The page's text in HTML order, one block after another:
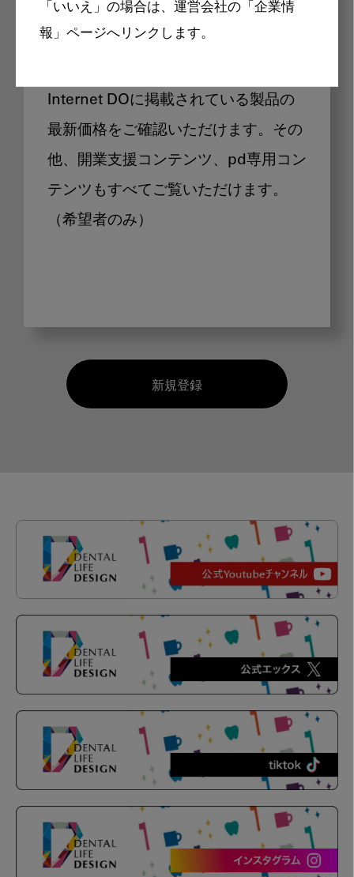
「いいえ」の場合は、運営会社の「企業情
報」ページへリンクします。
製品価格も閲覧可能
Internet DOに掲載されている製品の
最新価格をご確認いただけます。その
他、開業支援コンテンツ、pd専用コン
テンツもすべてご覧いただけます。
（希望者のみ）
新規登録